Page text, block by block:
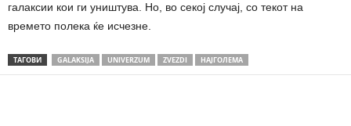
галаксии кои ги уништува. Но, во секој случај, со текот на
времето полека ќе исчезне.
ТАГОВИ GALAKSIJA UNIVERZUM ZVEZDI НАЈГОЛЕМА